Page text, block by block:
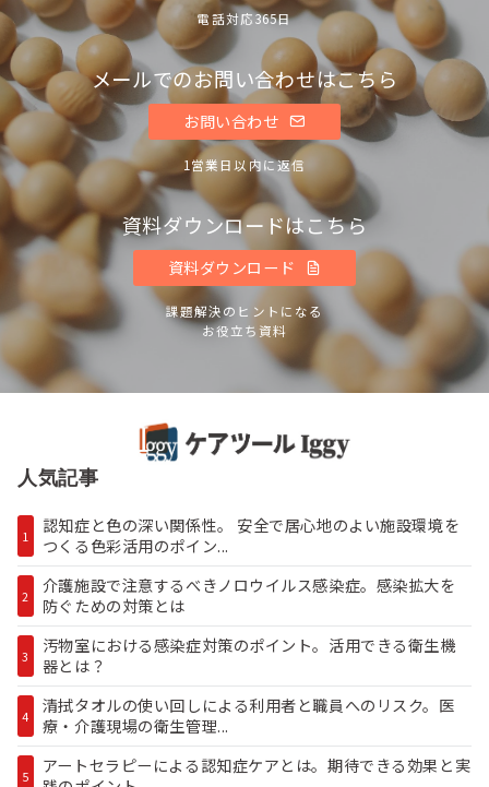
電話対応365日
メールでのお問い合わせはこちら
お問い合わせ
1営業日以内に返信
資料ダウンロードはこちら
資料ダウンロード
課題解決のヒントになる
お役立ち資料
人気記事
1
認知症と色の深い関係性。 安全で居心地のよい施設環境を
つくる色彩活用のポイン...
2
介護施設で注意するべきノロウイルス感染症。感染拡大を
防ぐための対策とは
3
汚物室における感染症対策のポイント。活用できる衛生機
器とは？
4
清拭タオルの使い回しによる利用者と職員へのリスク。医
療・介護現場の衛生管理...
5
アートセラピーによる認知症ケアとは。期待できる効果と実